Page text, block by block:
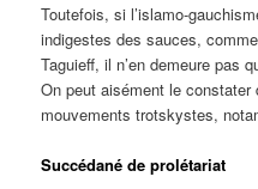
Toutefois, si l’islamo-
indigestes des sauces,
Taguieff, il n’en demeure pas
On peut aisément le
mouvements trotskystes,
Succédané de prolétariat